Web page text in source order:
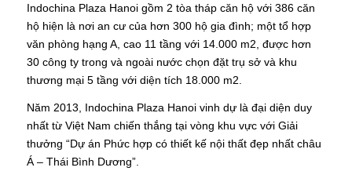
Indochina Plaza Hanoi gồm 2 tòa tháp căn hộ với 386 căn
hộ hiện là nơi an cư của hơn 300 hộ gia đình; một tổ hợp
văn phòng hạng A, cao 11 tầng với 14.000 m2, được hơn
30 công ty trong và ngoài nước chọn đặt trụ sở và khu
thương mại 5 tầng với diện tích 18.000 m2.
Năm 2013, Indochina Plaza Hanoi vinh dự là đại diện duy
nhất từ Việt Nam chiến thắng tại vòng khu vực với Giải
thưởng “Dự án Phức hợp có thiết kế nội thất đẹp nhất châu
Á – Thái Bình Dương”.